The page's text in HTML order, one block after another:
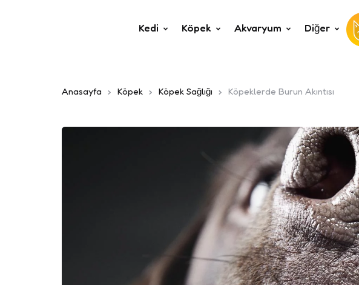
Kedi Köpek Akvaryum Diğer
Anasayfa Köpek Köpek Sağlığı Köpeklerde Burun Akıntısı